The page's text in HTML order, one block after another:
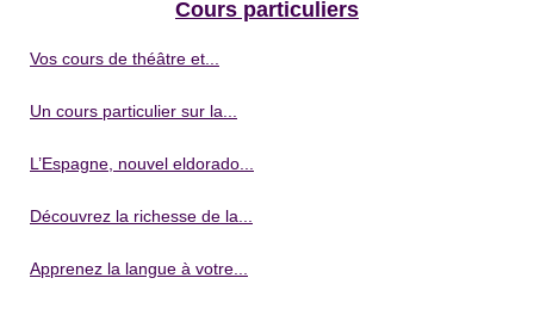
Cours particuliers
Vos cours de théâtre et...
Un cours particulier sur la...
L’Espagne, nouvel eldorado...
Découvrez la richesse de la...
Apprenez la langue à votre...